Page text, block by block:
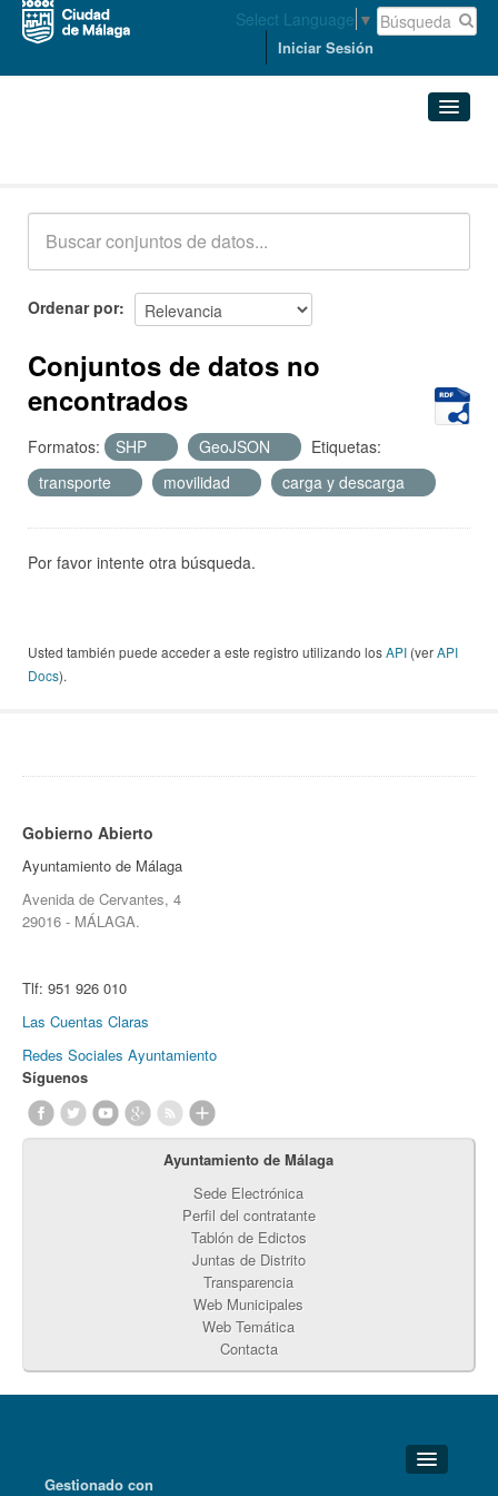
Select Language ▼
Iniciar Sesión
Acerca de
Ordenar por
Conjuntos de datos no
encontrados
Formatos: SHP GeoJSON
Etiquetas:
transporte
movilidad carga y descarga
Por favor intente otra búsqueda.
Usted también puede acceder a este registro utilizando losAPI (verAPI
Docs).
Gobierno Abierto
Ayuntamiento de Málaga
Avenida de Cervantes, 4
29016 - MÁLAGA.
Tlf: 951 926 010
Las Cuentas Claras
Redes Sociales Ayuntamiento
Síguenos
Ayuntamiento de Málaga
Sede Electrónica
Perfil del contratante
Tablón de Edictos
Juntas de Distrito
Transparencia
Web Municipales
Web Temática
Contacta
Gestionado con